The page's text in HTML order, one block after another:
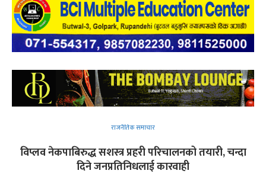
राजनैतिक समाचार
विप्लव नेकपाबिरुद्ध सशस्त्र प्रहरी परिचालनको तयारी, चन्दा
दिने जनप्रतिनिधलाई कारवाही